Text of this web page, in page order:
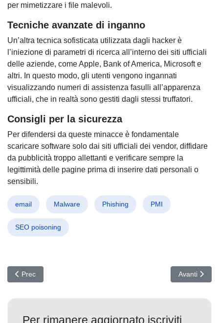
per mimetizzare i file malevoli.
Tecniche avanzate di inganno
Un’altra tecnica sofisticata utilizzata dagli hacker è
l’iniezione di parametri di ricerca all’interno dei siti ufficiali
delle aziende, come Apple, Bank of America, Microsoft e
altri. In questo modo, gli utenti vengono ingannati
visualizzando numeri di assistenza fasulli all’apparenza
ufficiali, che in realtà sono gestiti dagli stessi truffatori.
Consigli per la sicurezza
Per difendersi da queste minacce è fondamentale
scaricare software solo dai siti ufficiali dei vendor, diffidare
da pubblicità troppo allettanti e verificare sempre la
legittimità delle pagine prima di inserire dati personali o
sensibili.
email Malware Phishing PMI
SEO poisoning
Articolo precedente: DRAT V2 all’attacco: Nuovo malware
Prec Articolo
Avanti
Per rimanere aggiornato iscriviti